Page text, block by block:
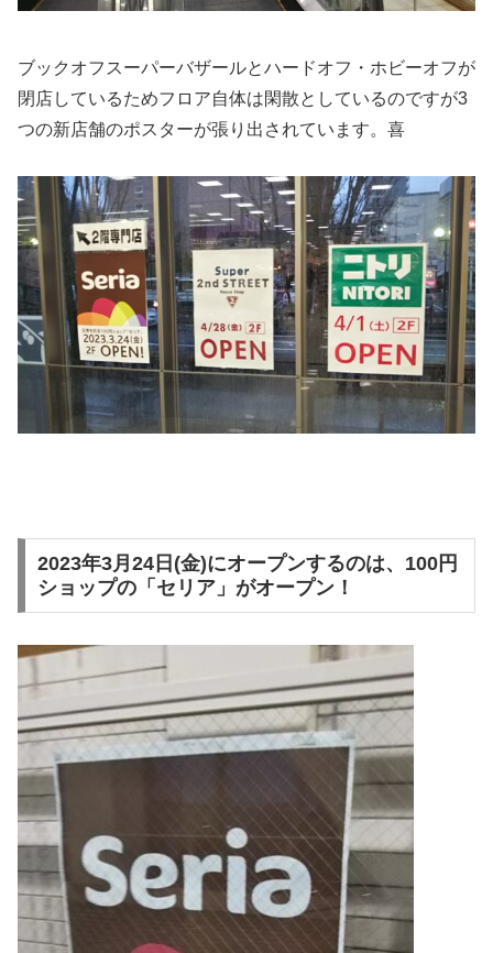
ブックオフスーパーバザールとハードオフ・ホビーオフが
閉店しているためフロア自体は閑散としているのですが3
つの新店舗のポスターが張り出されています。喜
2023年3月24日(金)にオープンするのは、100円
ショップの「セリア」がオープン！